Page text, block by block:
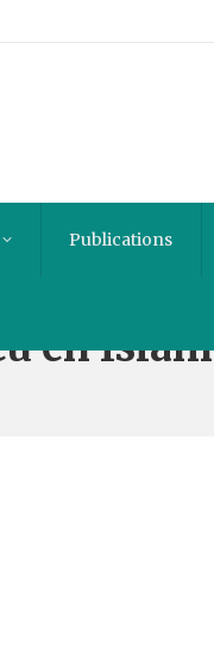
Publications
en Islam